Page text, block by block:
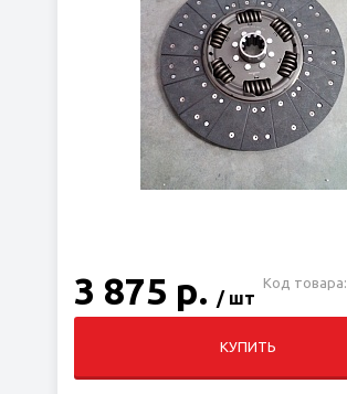
Код товара:
3 875 р. / шт
КУПИТЬ